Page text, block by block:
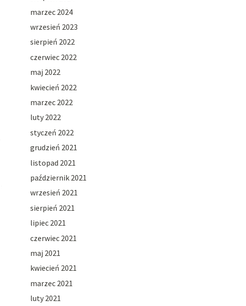
marzec 2024
wrzesień 2023
sierpień 2022
czerwiec 2022
maj 2022
kwiecień 2022
marzec 2022
luty 2022
styczeń 2022
grudzień 2021
listopad 2021
październik 2021
wrzesień 2021
sierpień 2021
lipiec 2021
czerwiec 2021
maj 2021
kwiecień 2021
marzec 2021
luty 2021